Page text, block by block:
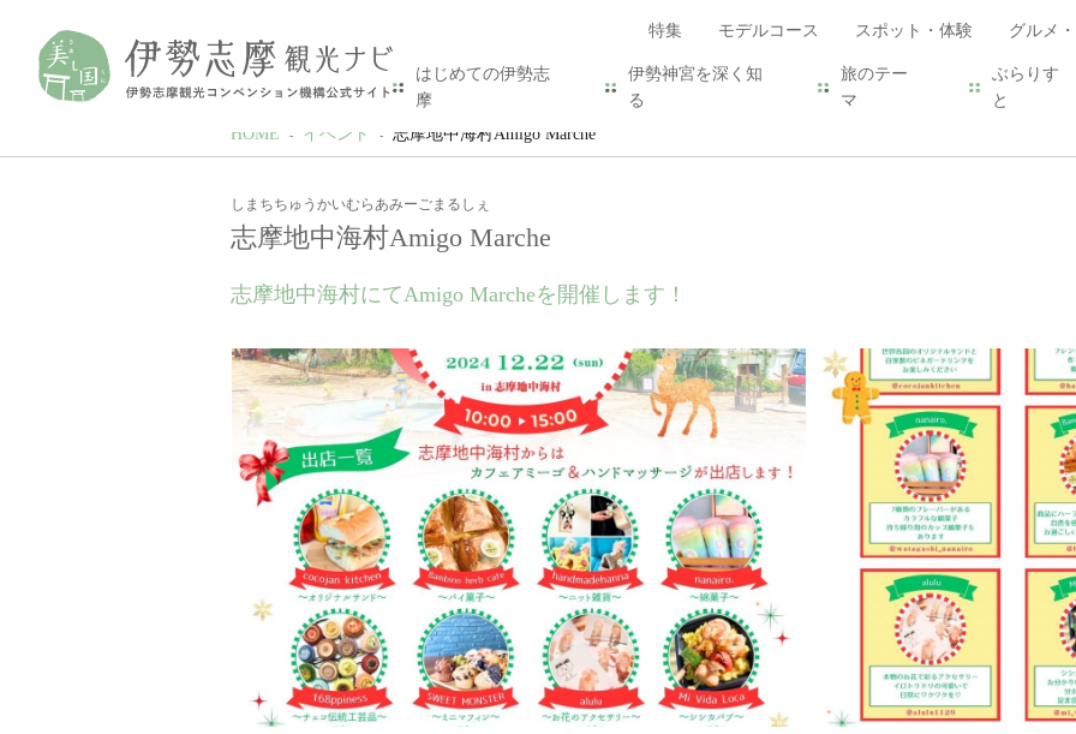
特集 モデルコース スポット・体験 グルメ
はじめての伊勢志
摩
伊勢神宮を深く知
る
旅のテー
マ
ぶらりす
と
HOME イベント 志摩地中海村Amigo Marche
しまちちゅうかいむらあみーごまるしぇ
志摩地中海村Amigo Marche
志摩地中海村にてAmigo Marcheを開催します！